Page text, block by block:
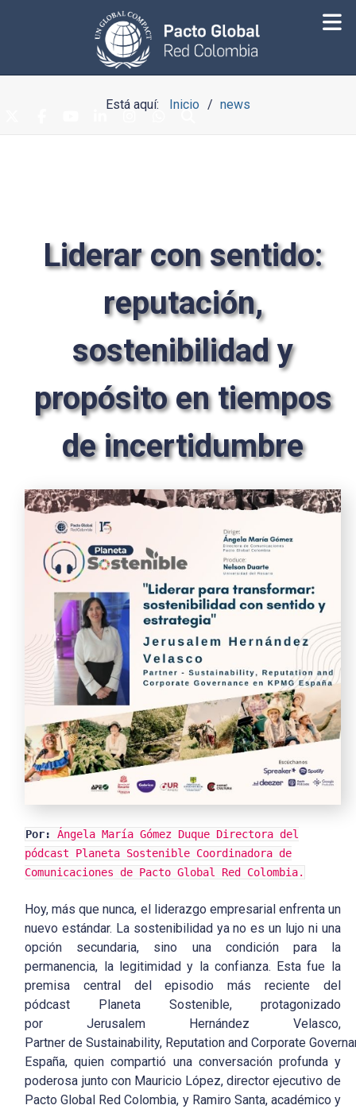
Está aquí: Inicio news
Liderar con sentido:
reputación,
sostenibilidad y
propósito en tiempos
de incertidumbre
Por:
Ángela María Gómez Duque Directora del
pódcast Planeta Sostenible Coordinadora de
Comunicaciones de Pacto Global Red Colombia.
Hoy, más que nunca, el liderazgo empresarial enfrenta un
nuevo estándar. La sostenibilidad ya no es un lujo ni una
opción secundaria, sino una condición para la
permanencia, la legitimidad y la confianza. Esta fue la
premisa central del episodio más reciente del
pódcast Planeta Sostenible, protagonizado
porJerusalem Hernández Velasco,
Partner de Sustainability, Reputation and Corporate
España, quien compartió una conversación profunda y
poderosa junto con Mauricio López, director ejecutivo de
Pacto Global Red Colombia, y Ramiro Santa, académico y